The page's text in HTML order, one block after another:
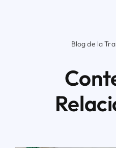
Blog de la